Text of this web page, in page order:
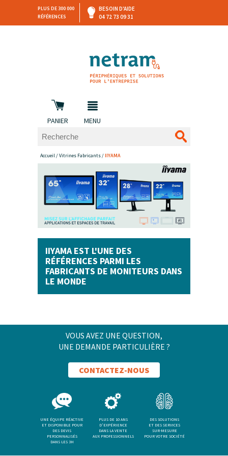
PLUS DE 300 000
RÉFÉRENCES
BESOIN D'AIDE
04 72 73 09 31
PANIER MENU
Accueil/Vitrines Fabricants/IIYAMA
IIYAMA EST L'UNE DES
RÉFÉRENCES PARMI LES
FABRICANTS DE MONITEURS DANS
LE MONDE
VOUS AVEZ UNE QUESTION,
UNE DEMANDE PARTICULIÈRE ?
CONTACTEZ-NOUS
UNE ÉQUIPE RÉACTIVE
ET DISPONIBLE POUR
DES DEVIS
PERSONNALISÉS
DANS LES 3H
PLUS DE 10 ANS
D'EXPÉRIENCE
DANS LA VENTE
AUX PROFESSIONNELS
DES SOLUTIONS
ET DES SERVICES
SUR-MESURE
POUR VOTRE SOCIÉTÉ